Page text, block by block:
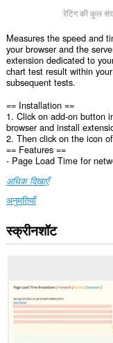
रेटिंग की कुल
Measures the speed and
your browser and the
extension dedicated to
chart test result within
subsequent tests.
== Installation ==
1. Click on add-on button
browser and install
2. Then click on the icon
== Features ==
- Page Load Time for
अधिक दिखाएँ
अनुमतियाँ
यह
एक्सटेंशन
आपके
डेटा
तक
पहुँच
स्क्रीनशॉट